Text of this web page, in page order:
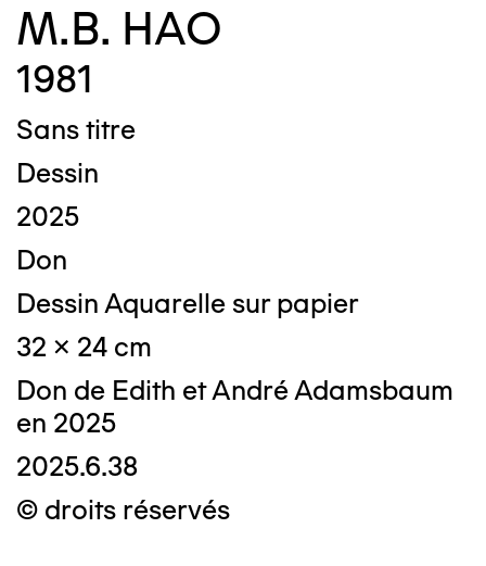
M.B. HAO
1981
Sans titre
Dessin
2025
Don
Dessin Aquarelle sur papier
32 x 24 cm
Don de Edith et André Adamsbaum
en 2025
2025.6.38
© droits réservés